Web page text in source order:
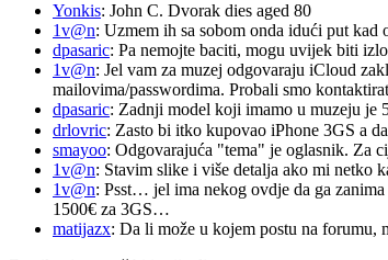
Yonkis: John C. Dvorak dies aged 80
1v@n: Uzmem ih sa sobom onda idući put kad
dpasaric: Pa nemojte baciti, mogu uvijek biti
1v@n: Jel vam za muzej odgovaraju iCloud
mailovima/passwordima. Probali smo
dpasaric: Zadnji model koji imamo u muzeju je
drlovric: Zasto bi itko kupovao iPhone 3GS a
smayoo: Odgovarajuća "tema" je oglasnik. Za
1v@n: Stavim slike i više detalja ako mi netko
1v@n: Psst… jel ima nekog ovdje da ga
1500€ za 3GS…
matijazx: Da li može u kojem postu na forumu,